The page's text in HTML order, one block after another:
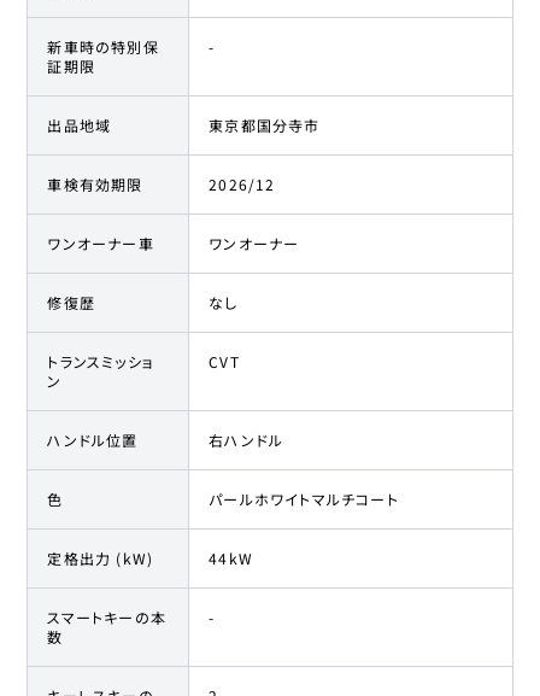
新車時の特別保
証期限
-
出品地域 東京都国分寺市
車検有効期限 2026/12
ワンオーナー車 ワンオーナー
修復歴 なし
トランスミッショ
ン
CVT
ハンドル位置 右ハンドル
色 パールホワイトマルチコート
定格出力 (kW) 44kW
スマートキーの本
数
-